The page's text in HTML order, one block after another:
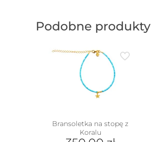
Podobne produkty
Bransoletka na stopę z
Koralu